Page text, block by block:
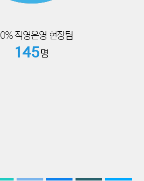
직영운영 현장팀
145명